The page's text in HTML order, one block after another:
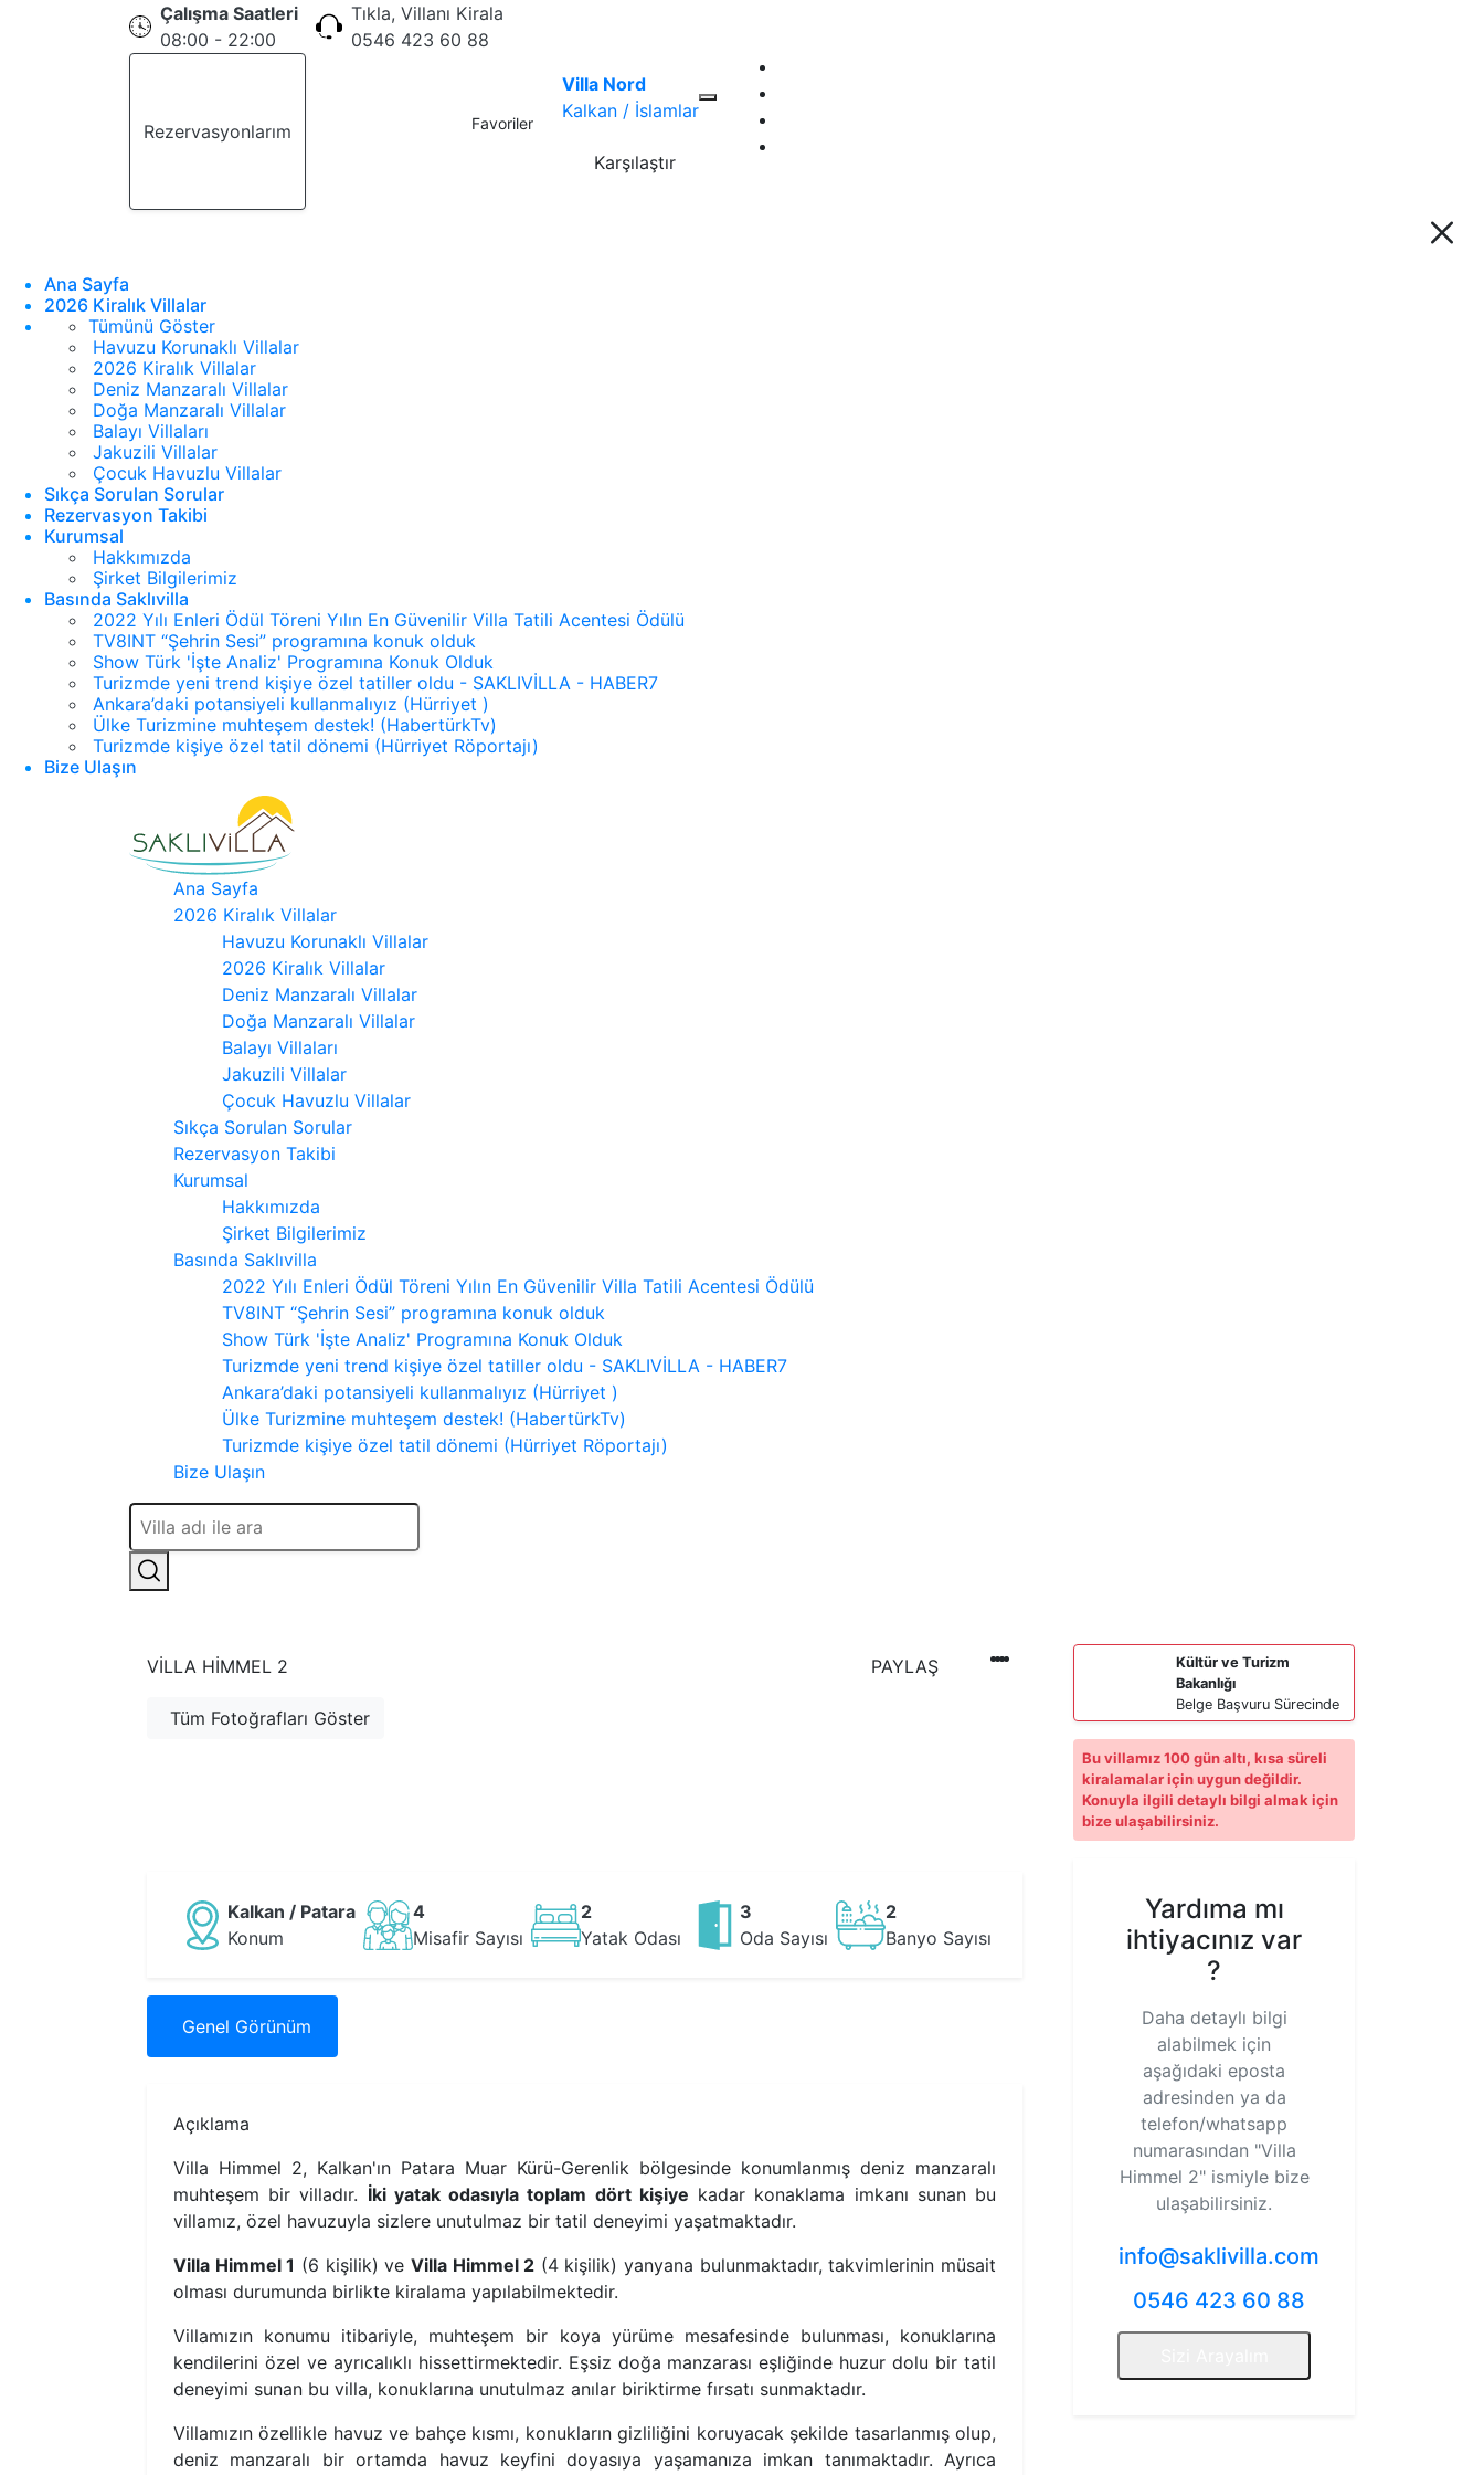
Çalışma Saatleri
08:00 - 22:00
Tıkla, Villanı Kirala
0546 423 60 88
Rezervasyonlarım Favoriler
Villa Nord
Kalkan / İslamlar
Karşılaştır
Ana Sayfa
2026 Kiralık Villalar
Tümünü Göster
Havuzu Korunaklı Villalar
2026 Kiralık Villalar
Deniz Manzaralı Villalar
Doğa Manzaralı Villalar
Balayı Villaları
Jakuzili Villalar
Çocuk Havuzlu Villalar
Sıkça Sorulan Sorular
Rezervasyon Takibi
Kurumsal
Hakkımızda
Şirket Bilgilerimiz
Basında Saklıvilla
2022 Yılı Enleri Ödül Töreni Yılın En Güvenilir Villa Tatili Acentesi Ödülü
TV8INT “Şehrin Sesi” programına konuk olduk
Show Türk 'İşte Analiz' Programına Konuk Olduk
Turizmde yeni trend kişiye özel tatiller oldu - SAKLIVİLLA - HABER7
Ankara’daki potansiyeli kullanmalıyız (Hürriyet )
Ülke Turizmine muhteşem destek! (HabertürkTv)
Turizmde kişiye özel tatil dönemi (Hürriyet Röportajı)
Bize Ulaşın
Ana Sayfa
2026 Kiralık Villalar
Havuzu Korunaklı Villalar
2026 Kiralık Villalar
Deniz Manzaralı Villalar
Doğa Manzaralı Villalar
Balayı Villaları
Jakuzili Villalar
Çocuk Havuzlu Villalar
Sıkça Sorulan Sorular
Rezervasyon Takibi
Kurumsal
Hakkımızda
Şirket Bilgilerimiz
Basında Saklıvilla
2022 Yılı Enleri Ödül Töreni Yılın En Güvenilir Villa Tatili Acentesi Ödülü
TV8INT “Şehrin Sesi” programına konuk olduk
Show Türk 'İşte Analiz' Programına Konuk Olduk
Turizmde yeni trend kişiye özel tatiller oldu - SAKLIVİLLA - HABER7
Ankara’daki potansiyeli kullanmalıyız (Hürriyet )
Ülke Turizmine muhteşem destek! (HabertürkTv)
Turizmde kişiye özel tatil dönemi (Hürriyet Röportajı)
Bize Ulaşın
VILLA HIMMEL 2 PAYLAŞ
Tüm Fotoğrafları Göster
Kalkan / Patara
Konum
4
Misafir Sayısı
2
Yatak Odası
3
Oda Sayısı
2
Banyo Sayısı
Genel Görünüm
Açıklama
Villa Himmel 2, Kalkan'ın Patara Muar Kürü-Gerenlik bölgesinde konumlanmış deniz manzaralı
muhteşem bir villadır. İki yatak odasıyla toplam dört kişiye kadar konaklama imkanı sunan bu
villamız, özel havuzuyla sizlere unutulmaz bir tatil deneyimi yaşatmaktadır.
Villa Himmel 1 (6 kişilik) ve Villa Himmel 2 (4 kişilik) yanyana bulunmaktadır, takvimlerinin müsait
olması durumunda birlikte kiralama yapılabilmektedir.
Villamızın konumu itibariyle, muhteşem bir koya yürüme mesafesinde bulunması, konuklarına
kendilerini özel ve ayrıcalıklı hissettirmektedir. Eşsiz doğa manzarası eşliğinde huzur dolu bir tatil
deneyimi sunan bu villa, konuklarına unutulmaz anılar biriktirme fırsatı sunmaktadır.
Villamızın özellikle havuz ve bahçe kısmı, konukların gizliliğini koruyacak şekilde tasarlanmış olup,
deniz manzaralı bir ortamda havuz keyfini doyasıya yaşamanıza imkan tanımaktadır. Ayrıca
Kültür ve Turizm
Bakanlığı
Belge Başvuru Sürecinde
Bu villamız 100 gün altı, kısa süreli
kiralamalar için uygun değildir.
Konuyla ilgili detaylı bilgi almak için
bize ulaşabilirsiniz.
Yardıma mı
ihtiyacınız var
?
Daha detaylı bilgi
alabilmek için
aşağıdaki eposta
adresinden ya da
telefon/whatsapp
numarasından "Villa
Himmel 2"ismiyle bize
ulaşabilirsiniz.
info@saklivilla.com
0546 423 60 88